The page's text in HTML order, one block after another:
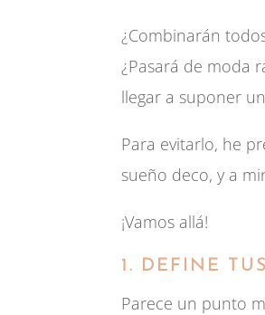
¿Combinarán
¿Pasará de moda
llegar a suponer
Para evitarlo, he
sueño deco, y a
¡Vamos allá!
1. DEFINE
Parece un punto